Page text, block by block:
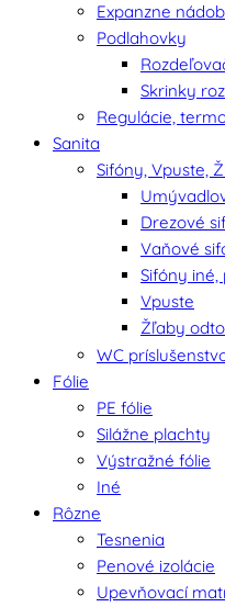
Expanzne
Podlahovky
Skrinky
Regulácie,
Sanita
Sifóny, Vpuste,
Drezové
Vaňové
Sifóny iné,
Vpuste
Žľaby
WC
Fólie
PE fólie
Silážne plachty
Výstražné fólie
Iné
Rôzne
Tesnenia
Penové izolácie
Upevňovací